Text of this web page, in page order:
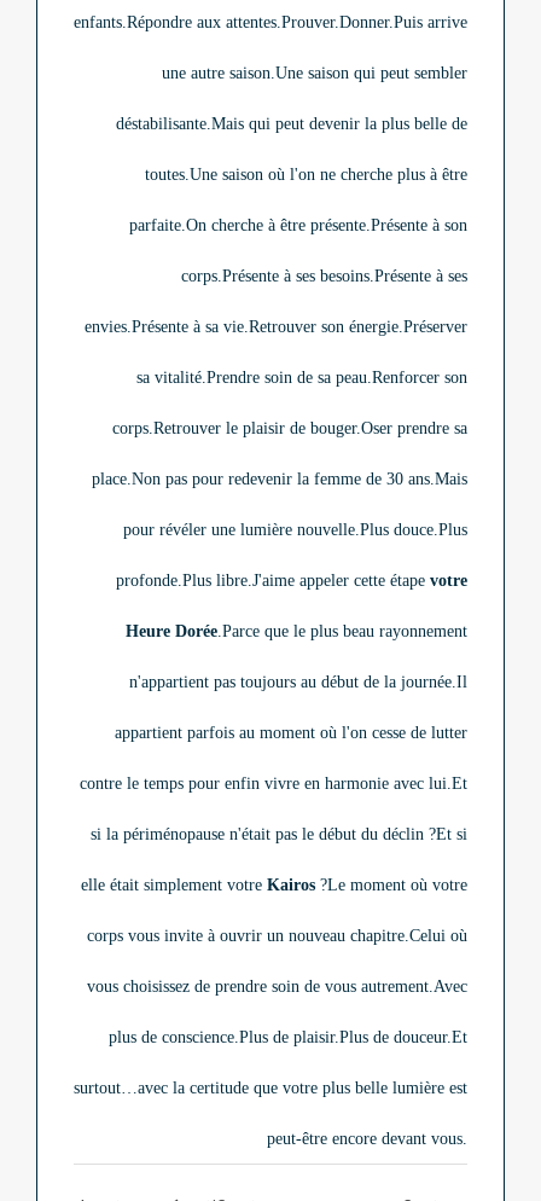
enfants.Répondre aux attentes.Prouver.Donner.Puis arrive
une autre saison.Une saison qui peut sembler
déstabilisante.Mais qui peut devenir la plus belle de
toutes.Une saison où l'on ne cherche plus à être
parfaite.On cherche à être présente.Présente à son
corps.Présente à ses besoins.Présente à ses
envies.Présente à sa vie.Retrouver son énergie.Préserver
sa vitalité.Prendre soin de sa peau.Renforcer son
corps.Retrouver le plaisir de bouger.Oser prendre sa
place.Non pas pour redevenir la femme de 30 ans.Mais
pour révéler une lumière nouvelle.Plus douce.Plus
profonde.Plus libre.J'aime appeler cette étape votre
Heure Dorée.Parce que le plus beau rayonnement
n'appartient pas toujours au début de la journée.Il
appartient parfois au moment où l'on cesse de lutter
contre le temps pour enfin vivre en harmonie avec lui.Et
si la périménopause n'était pas le début du déclin ?Et si
elle était simplement votre Kairos ?Le moment où votre
corps vous invite à ouvrir un nouveau chapitre.Celui où
vous choisissez de prendre soin de vous autrement.Avec
plus de conscience.Plus de plaisir.Plus de douceur.Et
surtout…avec la certitude que votre plus belle lumière est
peut-être encore devant vous.